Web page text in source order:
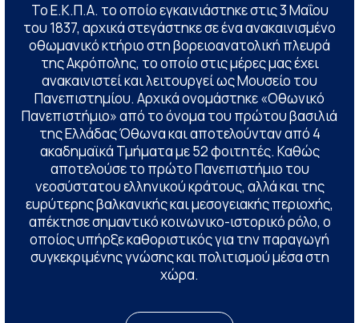
Το Ε.Κ.Π.Α. το οποίο εγκαινιάστηκε στις 3 Μαΐου
του 1837, αρχικά στεγάστηκε σε ένα ανακαινισμένο
οθωμανικό κτήριο στη βορειοανατολική πλευρά
της Ακρόπολης, το οποίο στις μέρες μας έχει
ανακαινιστεί και λειτουργεί ως Μουσείο του
Πανεπιστημίου. Αρχικά ονομάστηκε «Οθωνικό
Πανεπιστήμιο» από το όνομα του πρώτου βασιλιά
της Ελλάδας Όθωνα και αποτελούνταν από 4
ακαδημαϊκά Τμήματα με 52 φοιτητές. Καθώς
αποτελούσε το πρώτο Πανεπιστήμιο του
νεοσύστατου ελληνικού κράτους, αλλά και της
ευρύτερης βαλκανικής και μεσογειακής περιοχής,
απέκτησε σημαντικό κοινωνικο-ιστορικό ρόλο, ο
οποίος υπήρξε καθοριστικός για την παραγωγή
συγκεκριμένης γνώσης και πολιτισμού μέσα στη
χώρα.